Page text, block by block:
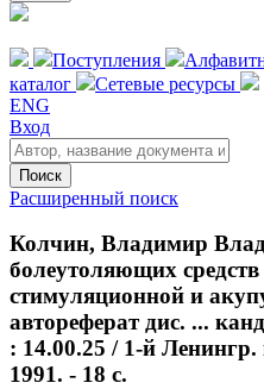
Поступления
каталог
Сетевые ресурсы
ENG
Вход
Поиск
Расширенный поиск
Колчин, Владимир
болеутоляющих
стимуляционной и
автореферат дис. ...
: 14.00.25 / 1-й
1991. - 18 с.